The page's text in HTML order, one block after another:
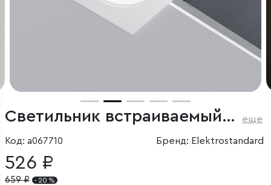
Светильник встраиваемый Minnie GU10 белый еще
Код: a067710 Бренд: Elektrostandard
526 ₽
659₽ - 20 %